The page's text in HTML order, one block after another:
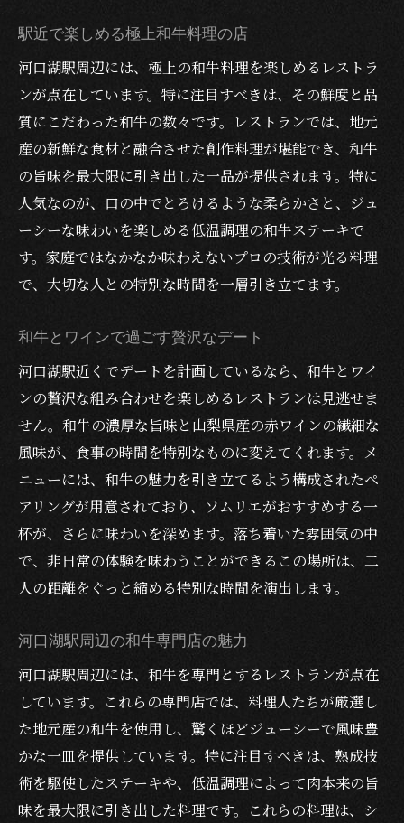
駅近で楽しめる極上和牛料理の店
河口湖駅周辺には、極上の和牛料理を楽しめるレストラ
ンが点在しています。特に注目すべきは、その鮮度と品
質にこだわった和牛の数々です。レストランでは、地元
産の新鮮な食材と融合させた創作料理が堪能でき、和牛
の旨味を最大限に引き出した一品が提供されます。特に
人気なのが、口の中でとろけるような柔らかさと、ジュ
ーシーな味わいを楽しめる低温調理の和牛ステーキで
す。家庭ではなかなか味わえないプロの技術が光る料理
で、大切な人との特別な時間を一層引き立てます。
和牛とワインで過ごす贅沢なデート
河口湖駅近くでデートを計画しているなら、和牛とワイ
ンの贅沢な組み合わせを楽しめるレストランは見逃せま
せん。和牛の濃厚な旨味と山梨県産の赤ワインの繊細な
風味が、食事の時間を特別なものに変えてくれます。メ
ニューには、和牛の魅力を引き立てるよう構成されたペ
アリングが用意されており、ソムリエがおすすめする一
杯が、さらに味わいを深めます。落ち着いた雰囲気の中
で、非日常の体験を味わうことができるこの場所は、二
人の距離をぐっと縮める特別な時間を演出します。
河口湖駅周辺の和牛専門店の魅力
河口湖駅周辺には、和牛を専門とするレストランが点在
しています。これらの専門店では、料理人たちが厳選し
た地元産の和牛を使用し、驚くほどジューシーで風味豊
かな一皿を提供しています。特に注目すべきは、熟成技
術を駆使したステーキや、低温調理によって肉本来の旨
味を最大限に引き出した料理です。これらの料理は、シ